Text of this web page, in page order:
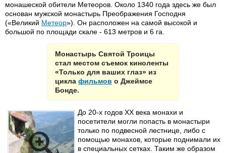
монашеской обители Метеоров. Около 1340 года здесь же был
основан мужской монастырь Преображения Господня
(«Великий Метеор»). Он расположен на самой высокой и
большой по площади скале - 613 метров и 6 га.
Монастырь Святой Троицы
стал местом съемок киноленты
«Только для ваших глаз» из
цикла фильмов о Джеймсе
Бонде.
До 20-х годов XX века монахи и
посетители могли попасть в монастыри
только по подвесной лестнице, либо с
помощью монахов, которые поднимали их
в специальных сетках. Таким же образом